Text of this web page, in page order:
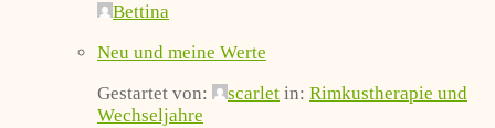
Bettina
Neu und meine Werte
Gestartet von:
scarlet in: Rimkustherapie und
Wechseljahre